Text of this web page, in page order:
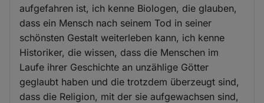
aufgefahren ist, ich kenne Biologen, die glauben,
dass ein Mensch nach seinem Tod in seiner
schönsten Gestalt weiterleben kann, ich kenne
Historiker, die wissen, dass die Menschen im
Laufe ihrer Geschichte an unzählige Götter
geglaubt haben und die trotzdem überzeugt sind,
dass die Religion, mit der sie aufgewachsen sind,